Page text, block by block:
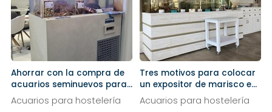
Ahorrar con la compra de
acuarios seminuevos para
tu restaurante
Acuarios para hostelería
Tres motivos para colocar
un expositor de marisco en
tu negocio
Acuarios para hostelería